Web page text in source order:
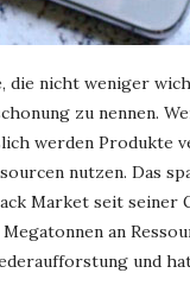
nicht weniger
zu nennen.
werden Produkte
nutzen. Das
Market seit seiner
an
und